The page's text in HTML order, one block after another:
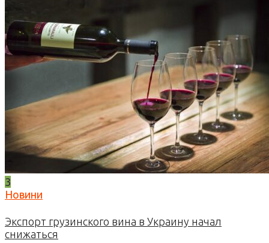
3
Новини
Экспорт грузинского вина в Украину начал
снижаться